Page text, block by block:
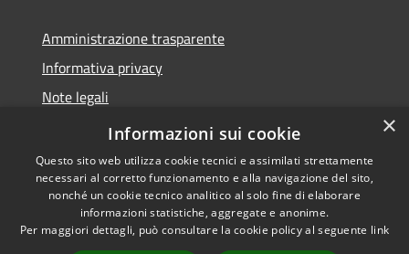
Amministrazione trasparente
Informativa privacy
Note legali
Dichiarazione di accessibilità
Accessibilità
Copyright © 2026 • Comune di
Ferentino • Powered by
×
Informazioni sui cookie
Questo sito web utilizza cookie tecnici e assimilati strettamente
necessari al corretto funzionamento e alla navigazione del sito,
nonché un cookie tecnico analitico al solo fine di elaborare
informazioni statistiche, aggregate e anonime.
Per maggiori dettagli, può consultare la cookie policy al seguente link